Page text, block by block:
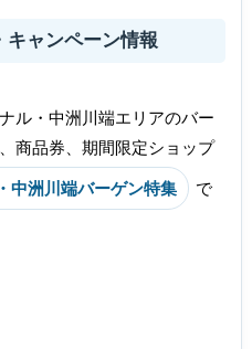
キャンペーン情報
ル・中洲川端エリアのバー
商品券、期間限定ショップ
中洲川端バーゲン特集 で